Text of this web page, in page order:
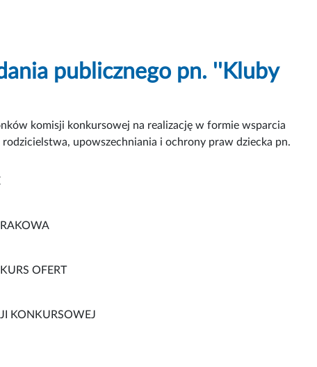
publicznego pn. ''Kluby
komisji konkursowej na realizację w formie wsparcia
upowszechniania i ochrony praw dziecka pn.
OFERT
KONKURSOWEJ